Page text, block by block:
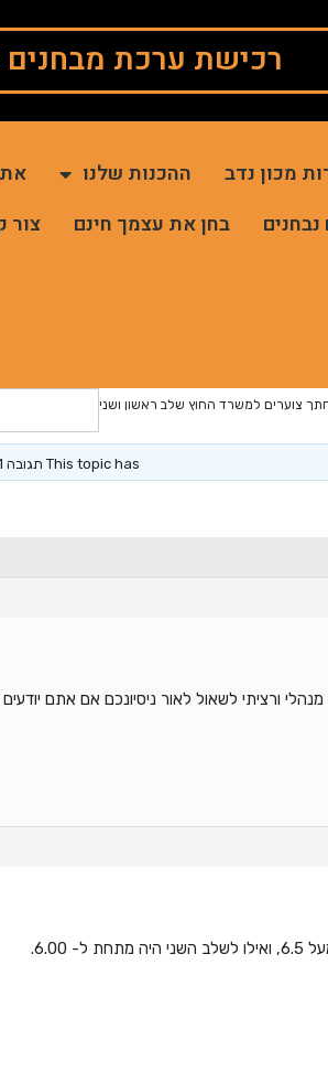
רכישת ערכת מבחנים
מכון נדב ההכנות שלנו
נבחנים
בחן את עצמך חינם צור
צוערים למשרד החוץ שלב ראשון ושני
This topic has תגובה 1, משתתף 1, and was last updated
ורציתי לשאול לאור ניסיונכם אם אתם יודעים
6.00.